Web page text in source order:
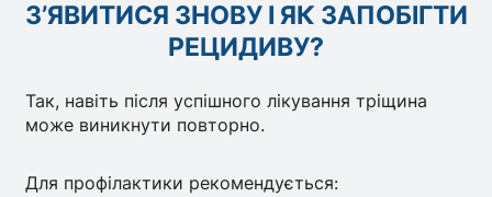
З’ЯВИТИСЯ ЗНОВУ І ЯК ЗАПОБІГТИ
РЕЦИДИВУ?
Так, навіть після успішного лікування тріщина
може виникнути повторно.
Для профілактики рекомендується: